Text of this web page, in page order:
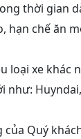
thời gian
hạn chế ăn
loại xe khác
Quý